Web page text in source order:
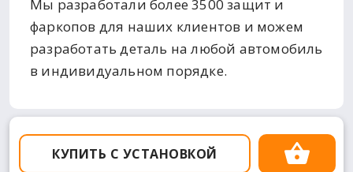
Мы разработали более 3500 защит и
фаркопов для наших клиентов и можем
разработать деталь на любой автомобиль
в индивидуальном порядке.
КУПИТЬ С УСТАНОВКОЙ